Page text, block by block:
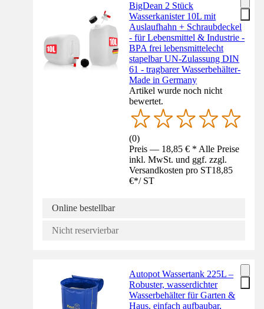
BigDean 2 Stück
Wasserkanister 10L mit
Auslaufhahn + Schraubdeckel
- für Lebensmittel & Industrie -
BPA frei lebensmittelecht
stapelbar UN-Zulassung DIN
61 - tragbarer Wasserbehälter-
Made in Germany
Artikel wurde noch nicht
bewertet.
(0)
Preis — 18,85 € * Alle Preise
inkl. MwSt. und ggf. zzgl.
Versandkosten pro ST18,85
€*/ ST
Online bestellbar
Nicht reservierbar
Autopot Wassertank 225L –
Robuster, wasserdichter
Wasserbehälter für Garten &
Haus, einfach aufbaubar,